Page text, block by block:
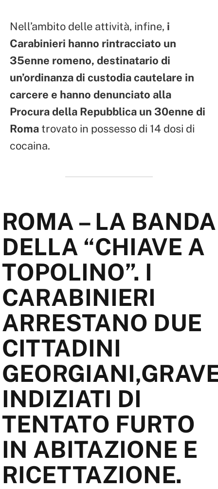
Nell’ambito delle attività, infine, i
Carabinieri hanno rintracciato un
35enne romeno, destinatario di
un’ordinanza di custodia cautelare in
carcere e hanno denunciato alla
Procura della Repubblica un 30enne di
Roma trovato in possesso di 14 dosi di
cocaina.
ROMA – LA BANDA
DELLA “CHIAVE A
TOPOLINO”. I
CARABINIERI
ARRESTANO DUE
CITTADINI
INDIZIATI DI
TENTATO FURTO
IN ABITAZIONE E
RICETTAZIONE.